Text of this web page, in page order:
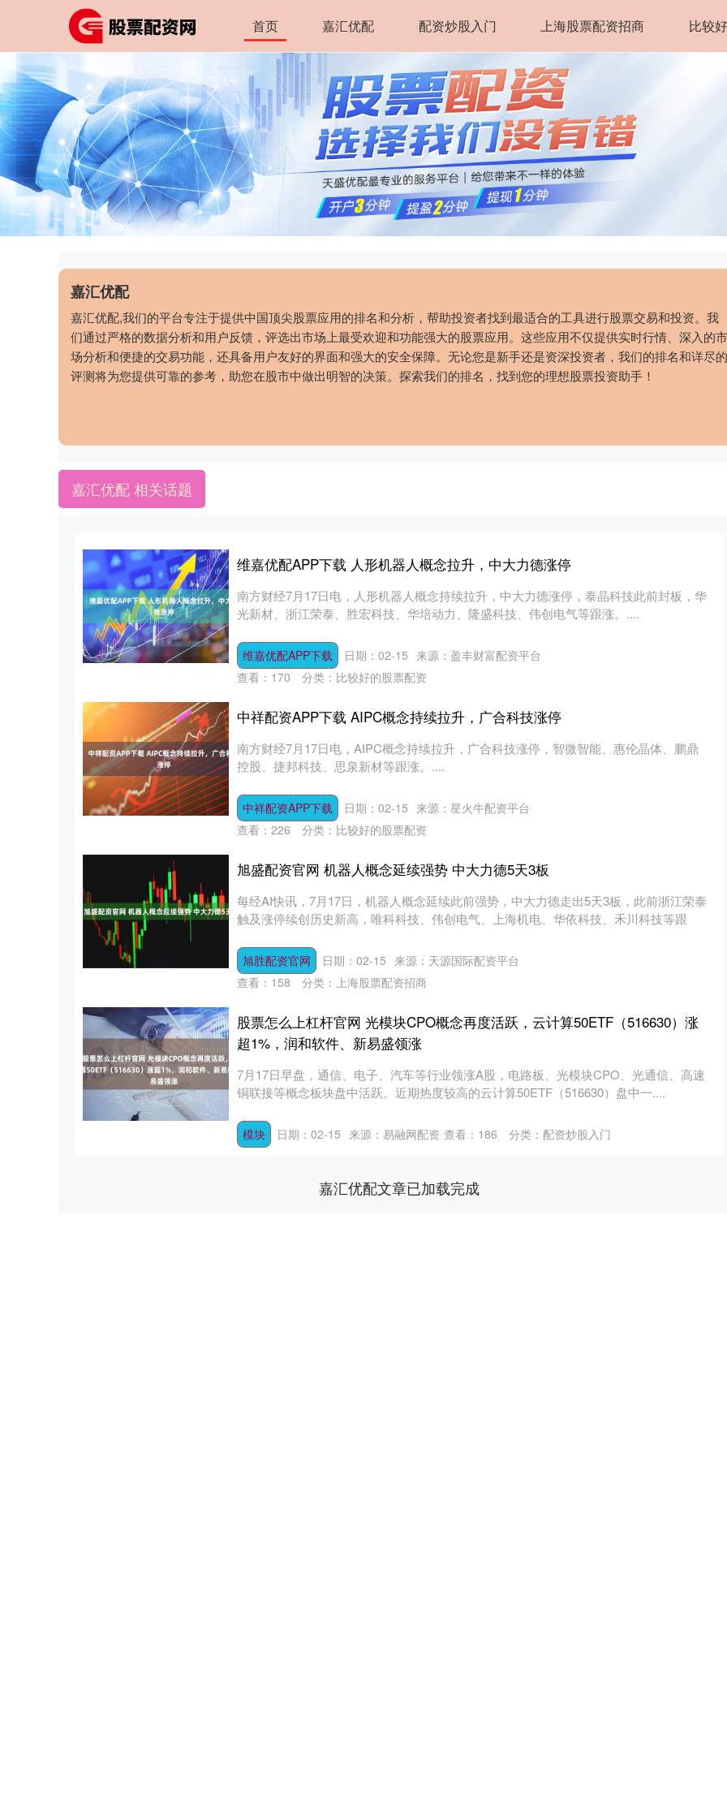
首页 嘉汇优配 配资炒股入门 上海股票配资招商 比较
嘉汇优配
嘉汇优配,我们的平台专注于提供中国顶尖股票应用的排名和分析，帮助投资者找到最适合的工具进行股票交易和投资。我
们通过严格的数据分析和用户反馈，评选出市场上最受欢迎和功能强大的股票应用。这些应用不仅提供实时行情、深入的市
场分析和便捷的交易功能，还具备用户友好的界面和强大的安全保障。无论您是新手还是资深投资者，我们的排名和详尽的
评测将为您提供可靠的参考，助您在股市中做出明智的决策。探索我们的排名，找到您的理想股票投资助手！
嘉汇优配 相关话题
维嘉优配APP下载 人形机器人概念拉升，中大力德涨停
南方财经7月17日电，人形机器人概念持续拉升，中大力德涨停，泰晶科技此前封板，华
光新材、浙江荣泰、胜宏科技、华培动力、隆盛科技、伟创电气等跟涨。....
维嘉优配APP下载 日期：02-15 来源：盈丰财富配资平台
查看： 170 分类： 比较好的股票配资
中祥配资APP下载 AIPC概念持续拉升，广合科技涨停
南方财经7月17日电，AIPC概念持续拉升，广合科技涨停，智微智能、惠伦晶体、鹏鼎
控股、捷邦科技、思泉新材等跟涨。....
中祥配资APP下载 日期：02-15 来源：星火牛配资平台
查看： 226 分类： 比较好的股票配资
旭盛配资官网 机器人概念延续强势 中大力德5天3板
每经AI快讯，7月17日，机器人概念延续此前强势，中大力德走出5天3板，此前浙江荣泰
触及涨停续创历史新高，唯科科技、伟创电气、上海机电、华依科技、禾川科技等跟
旭胜配资官网 日期：02-15 来源：天源国际配资平台
查看： 158 分类： 上海股票配资招商
股票怎么上杠杆官网 光模块CPO概念再度活跃，云计算50ETF（516630）涨
超1%，润和软件、新易盛领涨
7月17日早盘，通信、电子、汽车等行业领涨A股，电路板、光模块CPO、光通信、高速
铜联接等概念板块盘中活跃。近期热度较高的云计算50ETF（516630）盘中一....
模块 日期：02-15 来源：易融网配资 查看： 186 分类： 配资炒股入门
嘉汇优配文章已加载完成